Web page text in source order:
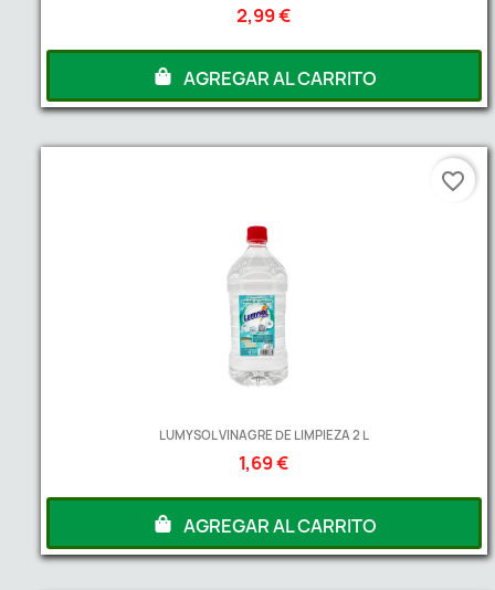
2,99 €
AGREGAR AL CARRITO
LUMYSOL VINAGRE DE LIMPIEZA 2 L
1,69 €
AGREGAR AL CARRITO
favorite_border